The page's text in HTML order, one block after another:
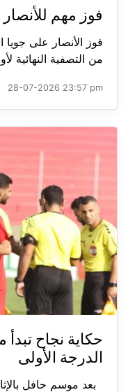
فوز مهم
من التصفية النهائية
28-07-2026 23:57 pm
حكاية نجاح
الدرجة الأولى
بعد موسم حافل